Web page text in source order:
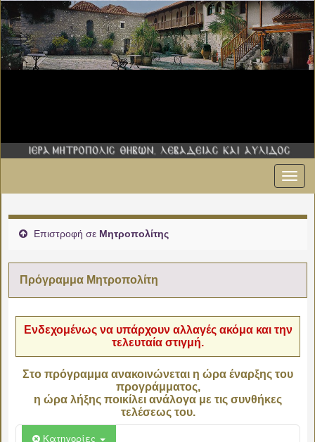
Επιστροφή σε Μητροπολίτης
Πρόγραμμα Μητροπολίτη
Ενδεχομένως να υπάρχουν αλλαγές ακόμα και την
τελευταία στιγμή.
Στο πρόγραμμα ανακοινώνεται η ώρα έναρξης του
προγράμματος,
η ώρα λήξης ποικίλει ανάλογα με τις συνθήκες
τελέσεως του.
Κατηγορίες
02:00
06:00